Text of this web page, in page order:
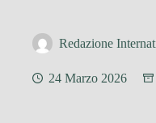
Redazione
24 Marzo 2026